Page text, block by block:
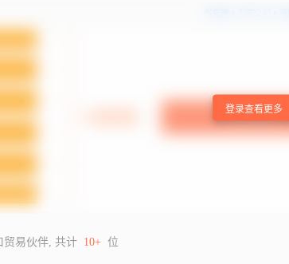
登录查看更多
贸易伙伴, 共计 10+ 位